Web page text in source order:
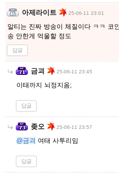
아제라이트 25-06-11 23:01
알티는 진짜 방송이 체질이다 ㅋㅋ 코
송 안한게 억울할 정도
답글
금괴 25-06-11 23:45
이태까지 뇌정지옴;
답글
좆오 25-06-11 23:57
@금괴 여태 사투리임
답글